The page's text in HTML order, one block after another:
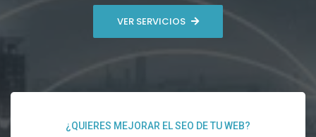
VER SERVICIOS
¿QUIERES MEJORAR EL SEO DE TU WEB?